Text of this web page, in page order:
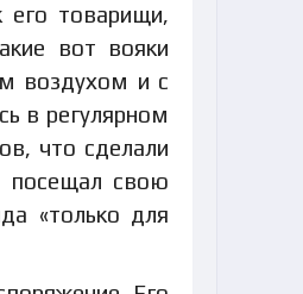
товарищи,
вот вояки
воздухом и с
в регулярном
что сделали
посещал свою
«только для